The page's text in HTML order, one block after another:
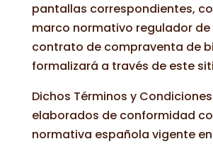
pantallas correspondientes,
marco normativo regulador
contrato de compraventa de
formalizará a través de este
Dichos Términos y
elaborados de conformidad
normativa española vigente